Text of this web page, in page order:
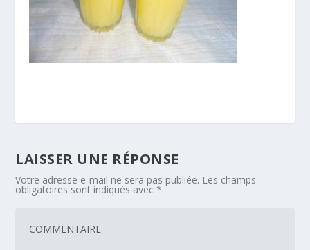
LAISSER UNE RÉPONSE
Votre adresse e-mail ne sera pas publiée. Les champs
obligatoires sont indiqués avec*